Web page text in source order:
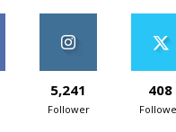
5,241
Follower
408